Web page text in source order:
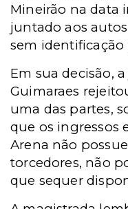
Mineirão na data
juntado aos
sem identificação
Em sua decisão,
Guimaraes
uma das partes,
que os ingressos
Arena não
torcedores, não
que sequer